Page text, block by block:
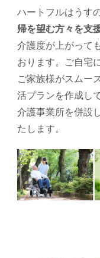
ハートフルはうす
帰を望む方々を支
介護度が上がって
おります。ご自宅
ご家族様がスムー
活プランを作成し
介護事業所を併設
たします。